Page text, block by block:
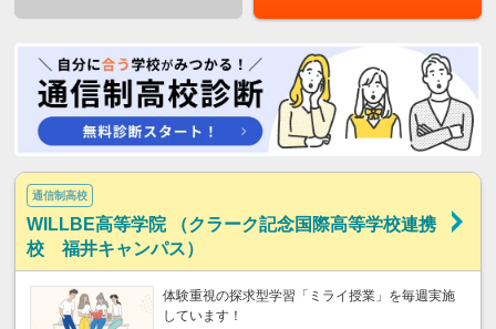
通信制高校
WILLBE高等学院 （クラーク記念国際高等学校連携
校 福井キャンパス）
体験重視の探求型学習「ミライ授業」を毎週実施
しています！